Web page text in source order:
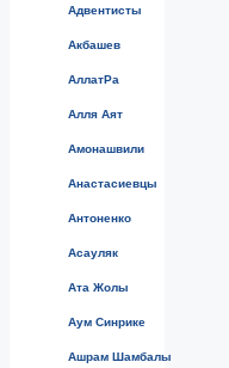
Адвентисты
Акбашев
АллатРа
Алля Аят
Амонашвили
Анастасиевцы
Антоненко
Асауляк
Ата Жолы
Аум Синрике
Ашрам Шамбалы